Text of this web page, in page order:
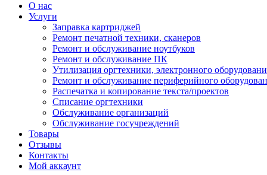
О нас
Услуги
Заправка картриджей
Ремонт печатной техники, сканеров
Ремонт и обслуживание ноутбуков
Ремонт и обслуживание ПК
Утилизация оргтехники, электронного
Ремонт и обслуживание периферийного
Распечатка и копирование текста/проектов
Списание оргтехники
Обслуживание организаций
Обслуживание госучреждений
Товары
Отзывы
Контакты
Мой аккаунт